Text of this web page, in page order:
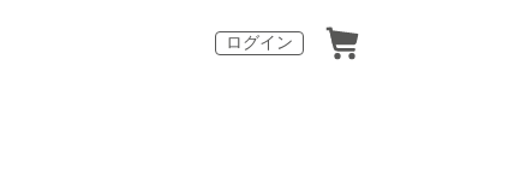
ログイン